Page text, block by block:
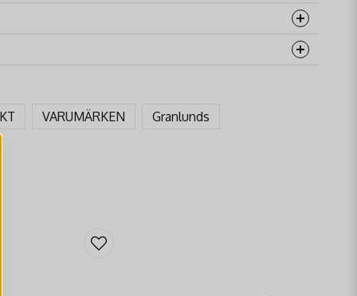
för etisk viltvård och för att kunna inspektera
sätt.
är optimal för arten.
ÖF10
användning. Den håller i många år.
Levandefångstfälla
dig trygghet i att du använder en laglig och godkänd
VARUMÄRKEN Granlunds